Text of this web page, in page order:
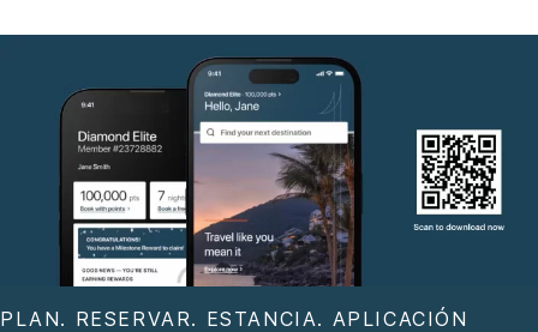
PLAN. RESERVAR. ESTANCIA. APLICACIÓN